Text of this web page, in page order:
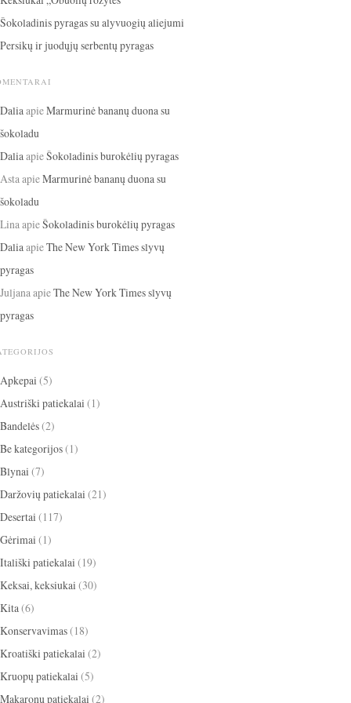
Šokoladinis pyragas su alyvuogių aliejumi
Persikų ir juodųjų serbentų pyragas
DaliaapieMarmurinė bananų duona su
šokoladu
DaliaapieŠokoladinis burokėlių pyragas
AstaapieMarmurinė bananų duona su
šokoladu
LinaapieŠokoladinis burokėlių pyragas
DaliaapieThe New York Times slyvų
pyragas
JuljanaapieThe New York Times slyvų
pyragas
Apkepai (5)
Austriški patiekalai (1)
Bandelės(2)
Be kategorijos(1)
Blynai (7)
Daržovių patiekalai (21)
Desertai (117)
Gėrimai (1)
Itališki patiekalai (19)
Keksai, keksiukai (30)
Kita(6)
Konservavimas(18)
Kroatiški patiekalai (2)
Kruopų patiekalai (5)
Makaronų patiekalai (2)